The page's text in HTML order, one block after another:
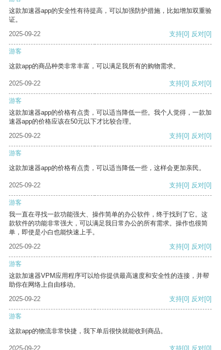
这款加速器app的安全性有待提高，可以加强防护措施，比如增加双重验
证。
2025-09-22
支持[0] 反对[0]
游客
这款app的商品种类非常丰富，可以满足我所有的购物需求。
2025-09-22 支持[0] 反对[0]
游客
这款加速器app的价格有点贵，可以适当降低一些。我个人觉得，一款加
速器app的价格应该在50元以下才比较合理。
2025-09-22
支持[0] 反对[0]
游客
这款加速器app的价格有点贵，可以适当降低一些，这样会更加亲民。
2025-09-22 支持[0] 反对[0]
游客
我一直在寻找一款功能强大、操作简单的办公软件，终于找到了它。这
款软件的功能非常强大，可以满足我日常办公的所有需求。操作也很简
单，即使是小白也能快速上手。
2025-09-22
支持[0] 反对[0]
游客
这款加速器VPM应用程序可以给你提供最高速度和安全性的连接，并帮
助你在网络上自由移动。
2025-09-22
支持[0] 反对[0]
游客
这款app的物流非常快捷，我下单后很快就能收到商品。
2025-09-22 支持[0] 反对[0]